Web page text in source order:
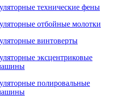
технические фены
отбойные молотки
винтоверты
эксцентриковые
полировальные